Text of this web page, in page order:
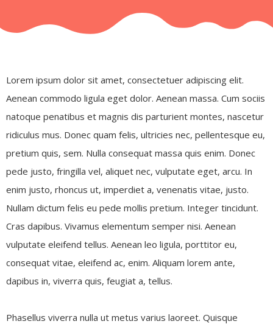
Lorem ipsum dolor sit amet, consectetuer adipiscing elit.
Aenean commodo ligula eget dolor. Aenean massa. Cum sociis
natoque penatibus et magnis dis parturient montes, nascetur
ridiculus mus. Donec quam felis, ultricies nec, pellentesque eu,
pretium quis, sem. Nulla consequat massa quis enim. Donec
pede justo, fringilla vel, aliquet nec, vulputate eget, arcu. In
enim justo, rhoncus ut, imperdiet a, venenatis vitae, justo.
Nullam dictum felis eu pede mollis pretium. Integer tincidunt.
Cras dapibus. Vivamus elementum semper nisi. Aenean
vulputate eleifend tellus. Aenean leo ligula, porttitor eu,
consequat vitae, eleifend ac, enim. Aliquam lorem ante,
dapibus in, viverra quis, feugiat a, tellus.
Phasellus viverra nulla ut metus varius laoreet. Quisque